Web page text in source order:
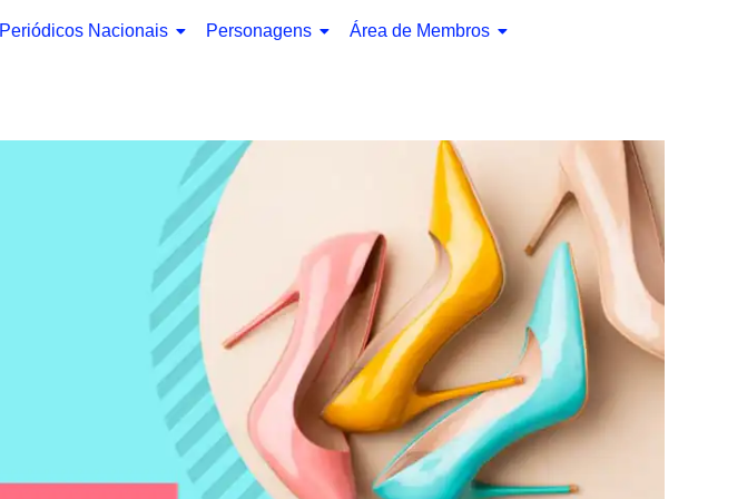
Periódicos Nacionais Personagens Área de Membros